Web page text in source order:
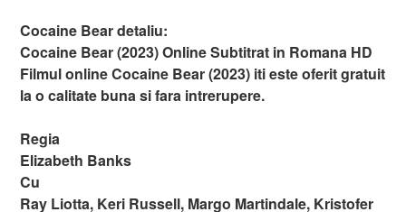
Cocaine Bear detaliu:
Cocaine Bear (2023) Online Subtitrat in Romana HD
Filmul online Cocaine Bear (2023) iti este oferit gratuit
la o calitate buna si fara intrerupere.
Regia
Elizabeth Banks
Cu
Ray Liotta, Keri Russell, Margo Martindale, Kristofer